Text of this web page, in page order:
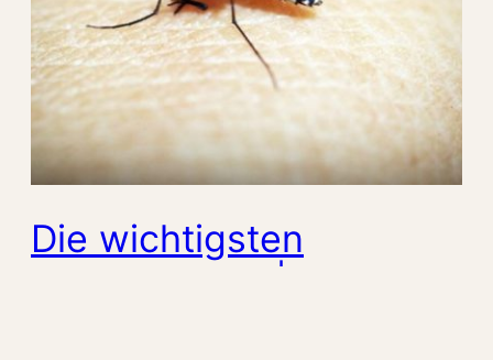
Die wichtigsten
Mückenarten | Welche